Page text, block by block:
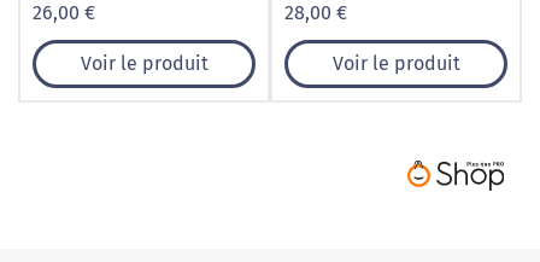
26,00 €
Voir le produit
28,00 €
Voir le produit